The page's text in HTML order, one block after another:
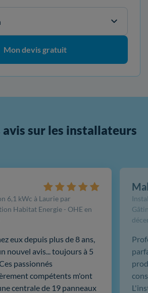
Mon devis gratuit
avis sur les installateurs
6,1 kWc à Laurie par
Habitat Energie - OHE en
eux depuis plus de 8 ans,
nouvel avis... toujours à 5
passionnés
compétents m'ont
centrale de 19 panneaux